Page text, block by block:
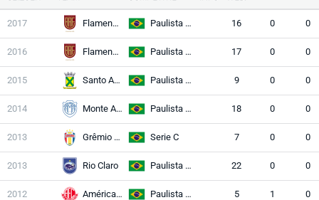
2017 Flamengo SP Paulista A3 16 0 0
2016 Flamengo SP Paulista A3 17 0 0
2015 Santo André Paulista A2 9 0 0
2014 Monte Azul Paulista A2 18 0 0
2013 Grêmio Barueri Serie C 7 0 0
2013 Rio Claro Paulista A2 22 0 0
2012 América SP Paulista A2 5 1 0